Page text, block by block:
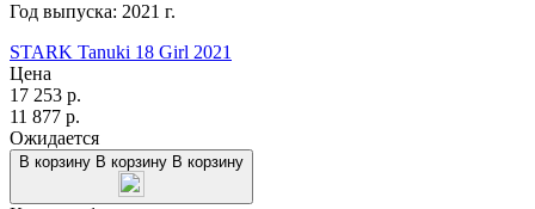
Год выпуска: 2021 г.
STARK Tanuki 18 Girl 2021
Цена
17 253 р.
11 877 р.
Ожидается
В корзину В корзину В корзину